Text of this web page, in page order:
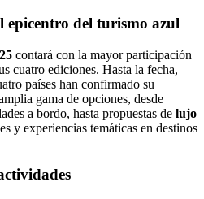
epicentro del turismo azul
contará con la mayor participación
cuatro ediciones. Hasta la fecha,
países han confirmado su
gama de opciones, desde
a bordo, hasta propuestas de lujo
y experiencias temáticas en destinos